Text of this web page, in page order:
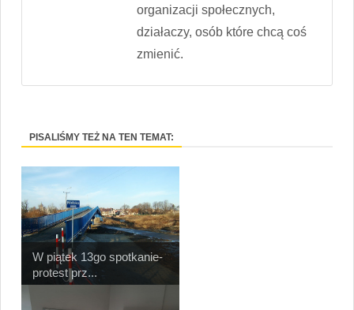
organizacji społecznych,
działaczy, osób które chcą coś
zmienić.
PISALIŚMY TEŻ NA TEN TEMAT:
W piątek 13go spotkanie-
protest prz...